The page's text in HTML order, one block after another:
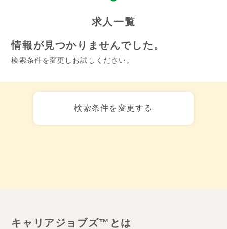
求人一覧
情報が見つかりませんでした。
検索条件を変更しお試しください。
検索条件を変更する
キャリアジョブズ™とは